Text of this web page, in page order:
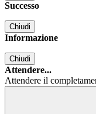
Successo
Chiudi
Informazione
Chiudi
Attendere...
Attendere il